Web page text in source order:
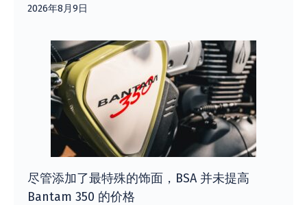
2026年8月9日
尽管添加了最特殊的饰面，BSA 并未提高
Bantam 350 的价格